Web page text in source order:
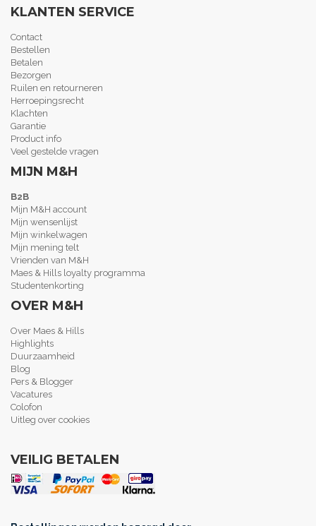
KLANTEN SERVICE
Contact
Bestellen
Betalen
Bezorgen
Ruilen en retourneren
Herroepingsrecht
Klachten
Garantie
Product info
Veel gestelde vragen
MIJN M&H
B2B
Mijn M&H account
Mijn wensenlijst
Mijn winkelwagen
Mijn mening telt
Vrienden van M&H
Maes & Hills loyalty programma
Studentenkorting
OVER M&H
Over Maes & Hills
Highlights
Duurzaamheid
Blog
Pers & Blogger
Vacatures
Colofon
Uitleg over cookies
VEILIG BETALEN